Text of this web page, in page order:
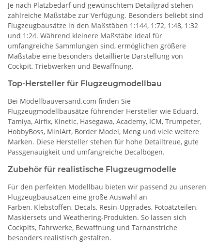
Je nach Platzbedarf und gewünschtem Detailgrad stehen
zahlreiche Maßstäbe zur Verfügung. Besonders beliebt sind
Flugzeugbausätze in den Maßstäben 1:144, 1:72, 1:48, 1:32
und 1:24. Während kleinere Maßstäbe ideal für
umfangreiche Sammlungen sind, ermöglichen größere
Maßstäbe eine besonders detaillierte Darstellung von
Cockpit, Triebwerken und Bewaffnung.
Top-Hersteller für Flugzeugmodellbau
Bei Modellbauversand.com finden Sie
Flugzeugmodellbausätze führender Hersteller wie Eduard,
Tamiya, Airfix, Kinetic, Hasegawa, Academy, ICM, Trumpeter,
HobbyBoss, MiniArt, Border Model, Meng und viele weitere
Marken. Diese Hersteller stehen für hohe Detailtreue, gute
Passgenauigkeit und umfangreiche Decalbögen.
Zubehör für realistische Flugzeugmodelle
Für den perfekten Modellbau bieten wir passend zu unseren
Flugzeugbausätzen eine große Auswahl an
Farben, Klebstoffen, Decals, Resin-Upgrades, Fotoätzteilen,
Maskiersets und Weathering-Produkten. So lassen sich
Cockpits, Fahrwerke, Bewaffnung und Tarnanstriche
besonders realistisch gestalten.